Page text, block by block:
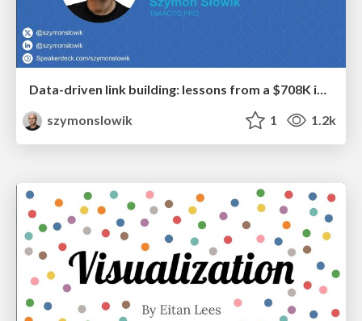
Data-driven link building: lessons from a $708K investment (BrightonSEO talk)
szymonslowik
1 1.2k